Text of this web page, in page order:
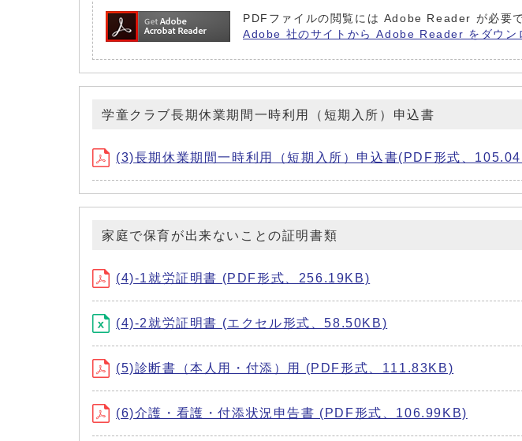
PDFファイルの閲覧には Adobe Reader が必要
Adobe 社のサイトから Adobe Reader をダウン
学童クラブ長期休業期間一時利用（短期入所）申込書
(3)長期休業期間一時利用（短期入所）申込書(PDF形式、
家庭で保育が出来ないことの証明書類
(4)-1就労証明書 (PDF形式、256.19KB)
(4)-2就労証明書 (エクセル形式、58.50KB)
(5)診断書（本人用・付添）用 (PDF形式、111.83KB)
(6)介護・看護・付添状況申告書 (PDF形式、106.99KB)